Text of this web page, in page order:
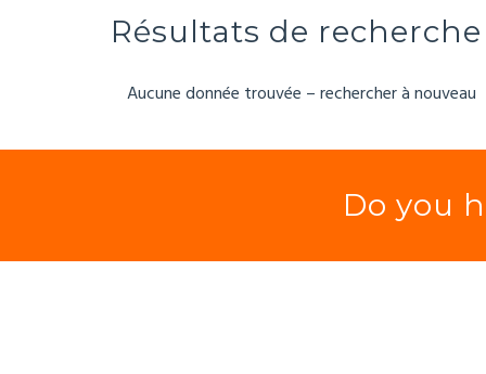
Résultats de recherche
Aucune donnée trouvée – rechercher à nouveau
Do you